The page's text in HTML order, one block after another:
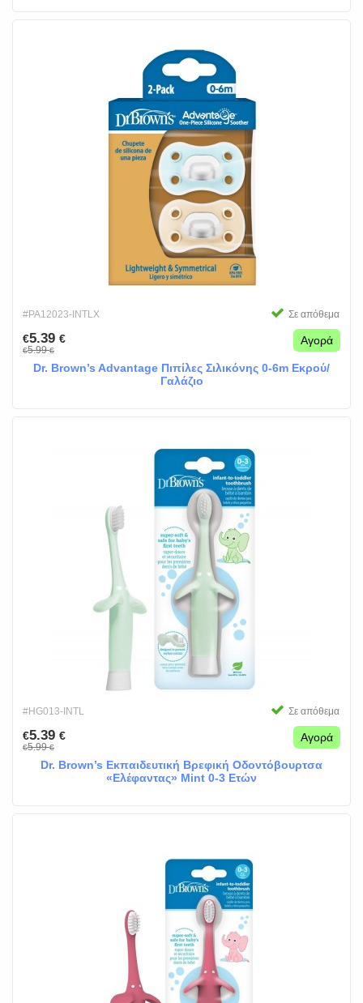
#PA12023-INTLX Σε απόθεμα
€5.39 €
€5.99€
Αγορά
Dr. Brown’s Advantage Πιπίλες Σιλικόνης 0-6m Εκρού/
Γαλάζιο
#HG013-INTL Σε απόθεμα
€5.39 €
€5.99€
Αγορά
Dr. Brown’s Εκπαιδευτική Βρεφική Οδοντόβουρτσα
«Ελέφαντας» Mint 0-3 Ετών